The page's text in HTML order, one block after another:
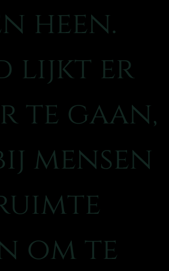
heen.
lijkt er
te gaan,
mensen
om te